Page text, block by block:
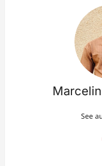
See